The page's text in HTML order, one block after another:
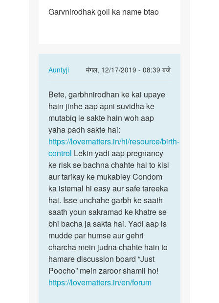
Garvnirodhak
Garvnirodhak goli ka name btao
Auntyji
मंगल, 12/17/2019 - 08:39 बजे
In
to
Garvnirodhak
goli
ka
name…
by
Love
guru
Bete,
garbhnirodhan
ke
kai…
Bete, garbhnirodhan ke kai upaye
hain jinhe aap apni suvidha ke
mutabiq le sakte hain woh aap
yaha padh sakte hai:
https://lovematters.in/hi/resource/birth-
control Lekin yadi aap pregnancy
ke risk se bachna chahte hai to kisi
aur tarikay ke mukabley Condom
ka istemal hi easy aur safe tareeka
hai. Isse unchahe garbh ke saath
saath youn sakramad ke khatre se
bhi bacha ja sakta hai. Yadi aap is
mudde par humse aur gehri
charcha mein judna chahte hain to
hamare discussion board “Just
Poocho” mein zaroor shamil ho!
https://lovematters.in/en/forum